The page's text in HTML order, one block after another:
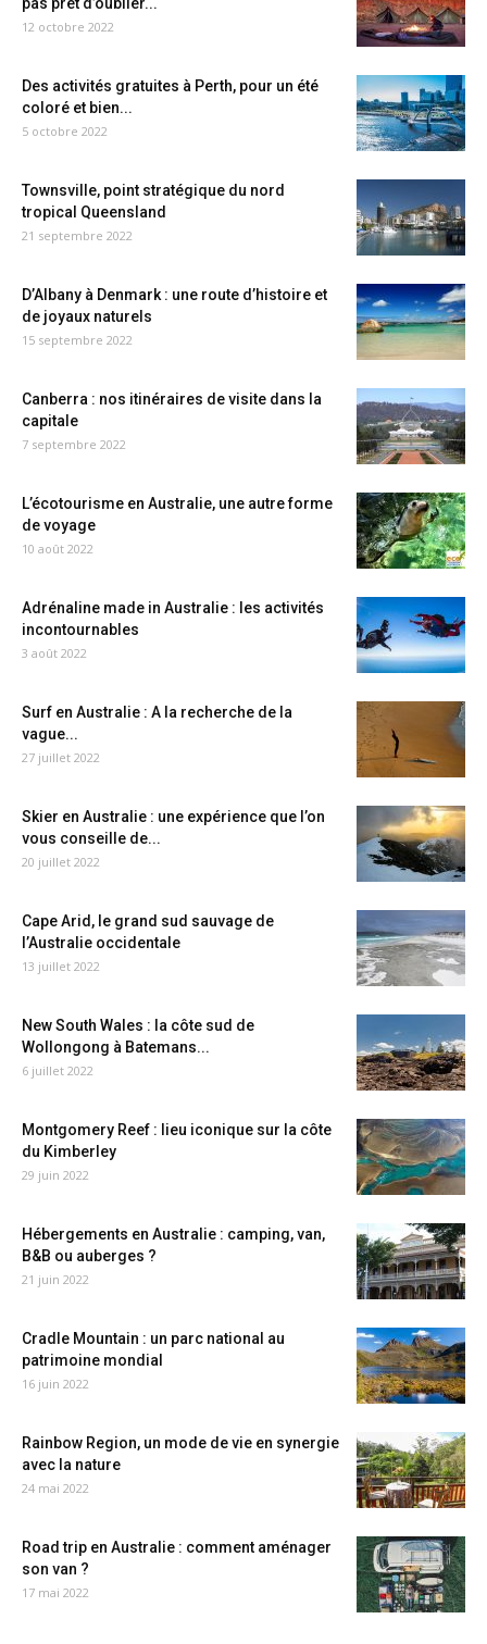
12 octobre 2022
Des activités gratuites à Perth, pour un été
coloré et bien...
5 octobre 2022
Townsville, point stratégique du nord
tropical Queensland
21 septembre 2022
D’Albany à Denmark : une route d’histoire et
de joyaux naturels
15 septembre 2022
Canberra : nos itinéraires de visite dans la
capitale
7 septembre 2022
L’écotourisme en Australie, une autre forme
de voyage
10 août 2022
Adrénaline made in Australie : les activités
incontournables
3 août 2022
Surf en Australie : A la recherche de la
vague...
27 juillet 2022
Skier en Australie : une expérience que l’on
vous conseille de...
20 juillet 2022
Cape Arid, le grand sud sauvage de
l’Australie occidentale
13 juillet 2022
New South Wales : la côte sud de
Wollongong à Batemans...
6 juillet 2022
Montgomery Reef : lieu iconique sur la côte
du Kimberley
29 juin 2022
Hébergements en Australie : camping, van,
B&B ou auberges ?
21 juin 2022
Cradle Mountain : un parc national au
patrimoine mondial
16 juin 2022
Rainbow Region, un mode de vie en synergie
avec la nature
24 mai 2022
Road trip en Australie : comment aménager
son van ?
17 mai 2022